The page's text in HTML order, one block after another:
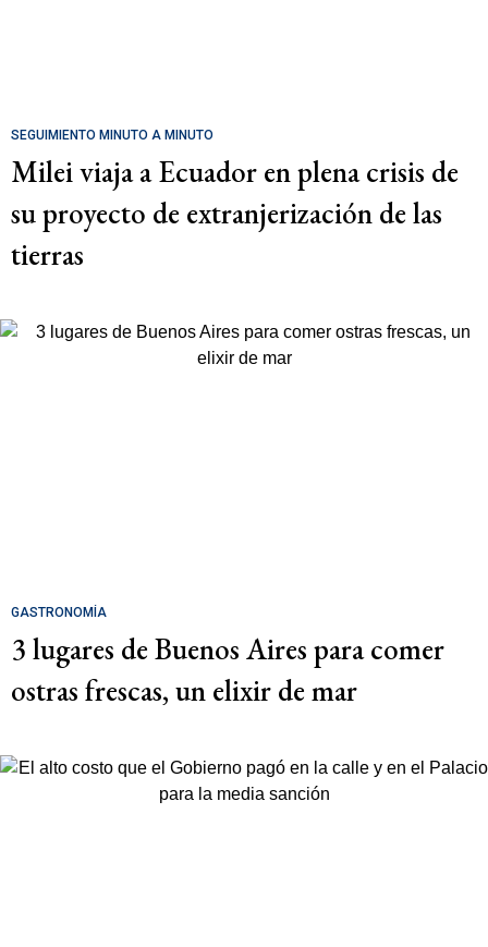
SEGUIMIENTO MINUTO A MINUTO
Milei viaja a Ecuador en plena crisis de
su proyecto de extranjerización de las
tierras
GASTRONOMÍA
3 lugares de Buenos Aires para comer
ostras frescas, un elixir de mar